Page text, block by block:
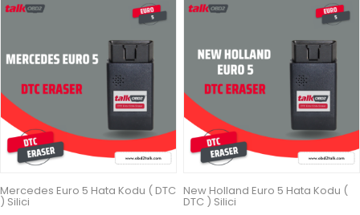
Mercedes Euro 5 Hata Kodu ( DTC
) Silici
New Holland Euro 5 Hata Kodu (
DTC ) Silici